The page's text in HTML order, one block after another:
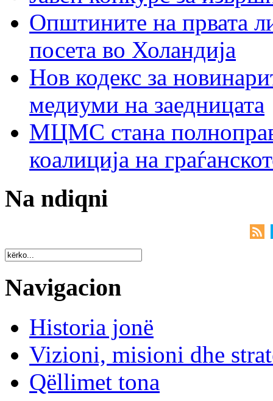
Општините на првата
посета во Холандија
Нов кодекс за
медиуми на заедницата
МЦМС стана
коалиција на
Na ndiqni
Navigacion
Historia jonë
Vizioni, misioni dhe
Qëllimet tona